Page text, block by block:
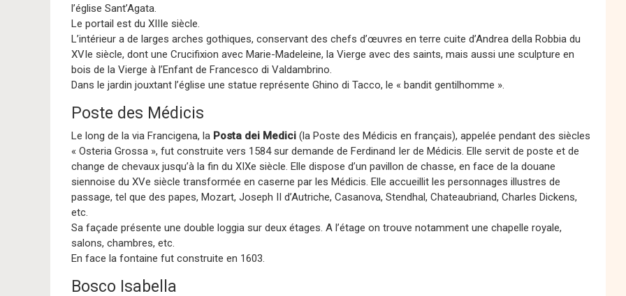
l’église Sant’Agata.
Le portail est du XIIIe siècle.
L’intérieur a de larges arches gothiques, conservant des chefs d’œuvres en terre cuite d’Andrea della Robbia du
XVIe siècle, dont une Crucifixion avec Marie-Madeleine, la Vierge avec des saints, mais aussi une sculpture en
bois de la Vierge à l’Enfant de Francesco di Valdambrino.
Dans le jardin jouxtant l’église une statue représente Ghino di Tacco, le « bandit gentilhomme ».
Poste des Médicis
Le long de la via Francigena, la Posta dei Medici (la Poste des Médicis en français), appelée pendant des siècles
« Osteria Grossa », fut construite vers 1584 sur demande de Ferdinand Ier de Médicis. Elle servit de poste et de
change de chevaux jusqu’à la fin du XIXe siècle. Elle dispose d’un pavillon de chasse, en face de la douane
siennoise du XVe siècle transformée en caserne par les Médicis. Elle accueillit les personnages illustres de
passage, tel que des papes, Mozart, Joseph II d’Autriche, Casanova, Stendhal, Chateaubriand, Charles Dickens,
etc.
Sa façade présente une double loggia sur deux étages. A l’étage on trouve notamment une chapelle royale,
salons, chambres, etc.
En face la fontaine fut construite en 1603.
Bosco Isabella